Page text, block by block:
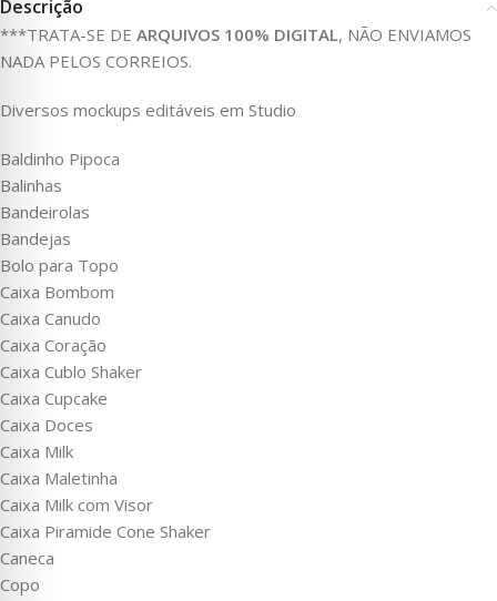
Descrição
***TRATA-SE DE ARQUIVOS 100% DIGITAL, NÃO ENVIAMOS
NADA PELOS CORREIOS.
Diversos mockups editáveis em Studio
Baldinho Pipoca
Balinhas
Bandeirolas
Bandejas
Bolo para Topo
Caixa Bombom
Caixa Canudo
Caixa Coração
Caixa Cublo Shaker
Caixa Cupcake
Caixa Doces
Caixa Milk
Caixa Maletinha
Caixa Milk com Visor
Caixa Piramide Cone Shaker
Caneca
Copo